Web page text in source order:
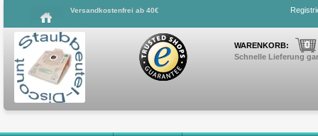
Versandkostenfrei ab 40€
WARENKORB: 0
Schnelle Lieferung